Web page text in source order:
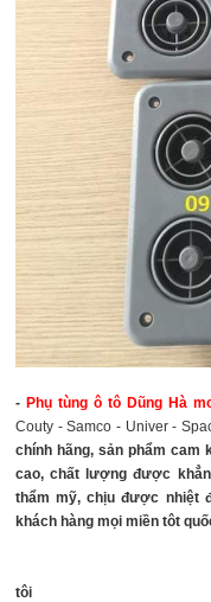
- Phụ tùng ô tô Dũng Hà
Couty - Samco - Univer -
chính hãng, sản phẩm cam
cao, chất lượng được
thẩm mỹ, chịu được nhiệt
khách hàng mọi miền tôt
tôi